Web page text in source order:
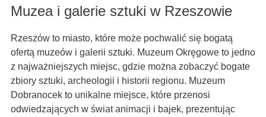
Muzea i galerie sztuki w Rzeszowie
Rzeszów to miasto, które może pochwalić się bogatą
ofertą muzeów i galerii sztuki. Muzeum Okręgowe to jedno
z najważniejszych miejsc, gdzie można zobaczyć bogate
zbiory sztuki, archeologii i historii regionu. Muzeum
Dobranocek to unikalne miejsce, które przenosi
odwiedzających w świat animacji i bajek, prezentując